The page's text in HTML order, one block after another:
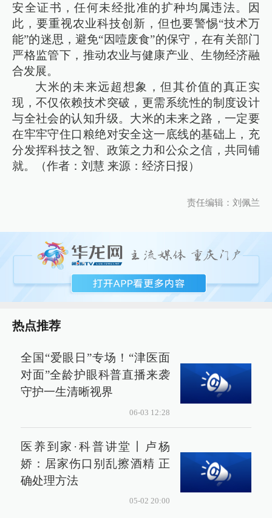
安全证书，任何未经批准的扩种均属违法。因
此，要重视农业科技创新，但也要警惕“技术万
能”的迷思，避免“因噎废食”的保守，在有关部门
严格监管下，推动农业与健康产业、生物经济融
合发展。
大米的未来远超想象，但其价值的真正实
现，不仅依赖技术突破，更需系统性的制度设计
与全社会的认知升级。大米的未来之路，一定要
在牢牢守住口粮绝对安全这一底线的基础上，充
分发挥科技之智、政策之力和公众之信，共同铺
就。（作者：刘慧 来源：经济日报）
责任编辑：刘佩兰
热点推荐
全国“爱眼日”专场！“津医面
对面”全龄护眼科普直播来袭
守护一生清晰视界
06-03 12:28
医养到家·科普讲堂丨卢杨
娇：居家伤口别乱擦酒精 正
确处理方法
05-02 20:00